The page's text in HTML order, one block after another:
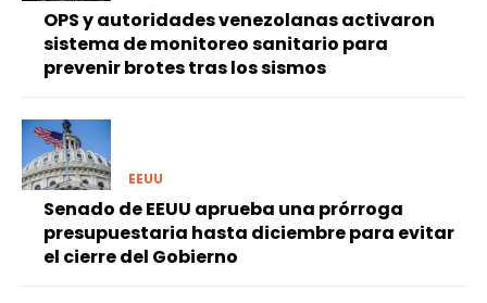
OPS y autoridades venezolanas activaron
sistema de monitoreo sanitario para
prevenir brotes tras los sismos
EEUU
Senado de EEUU aprueba una prórroga
presupuestaria hasta diciembre para evitar
el cierre del Gobierno